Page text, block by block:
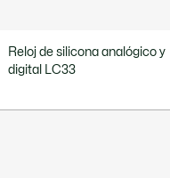
Reloj de silicona analógico y
digital LC33